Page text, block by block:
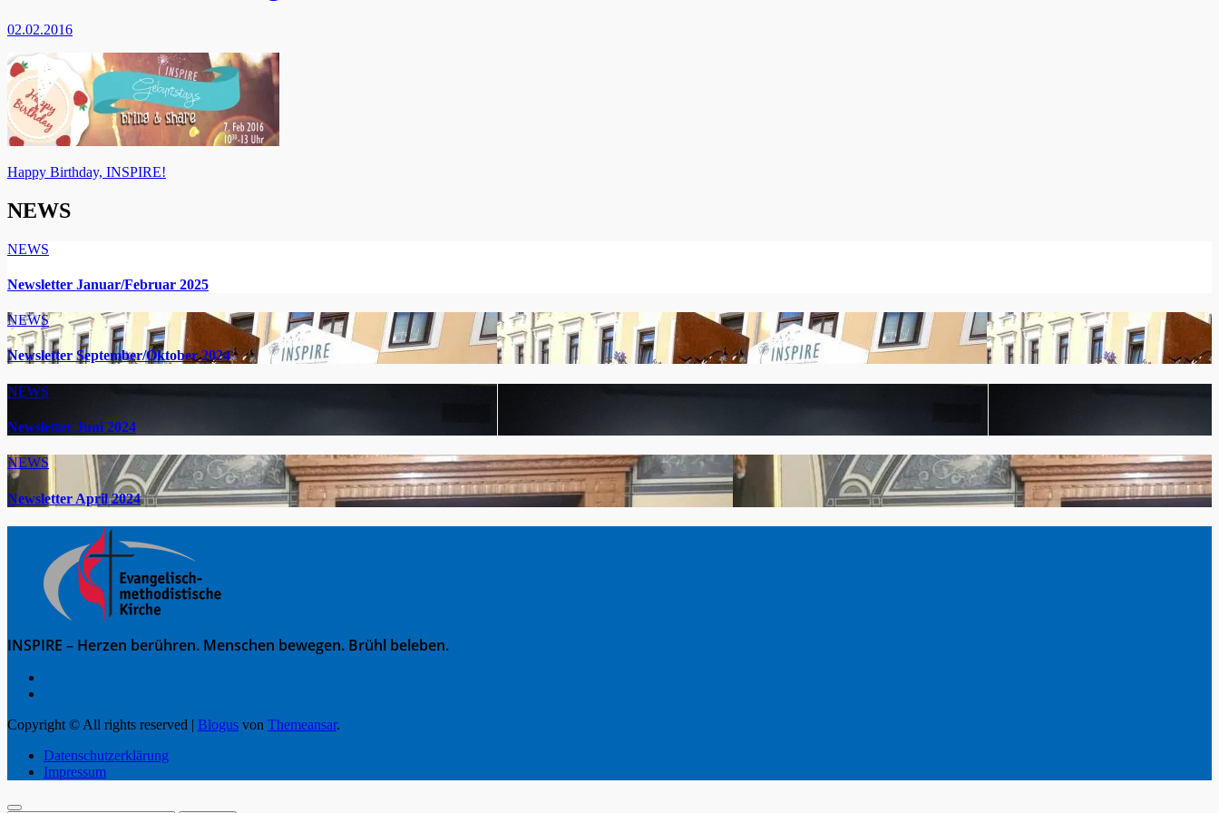
02.02.2016
Beitragsnavigation
Happy Birthday, INSPIRE!
NEWS
NEWS
Newsletter Januar/Februar 2025
NEWS
Newsletter September/Oktober 2024
NEWS
Newsletter Juni 2024
NEWS
Newsletter April 2024
INSPIRE – Herzen berühren. Menschen bewegen. Brühl beleben.
Copyright © All rights reserved | Blogus von Themeansar.
Datenschutzerklärung
Impressum